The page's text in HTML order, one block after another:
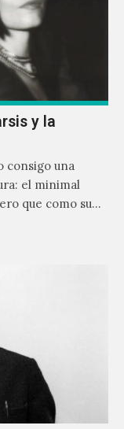
y la
consigo una
el minimal
que como su